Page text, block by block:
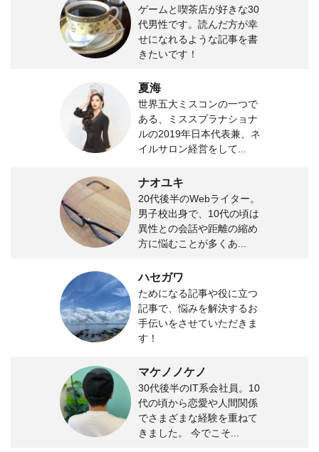
ゲームと喫茶店が好きな30
代男性です。読んだ方が幸
せになれるような記事を書
きたいです！
夏海
世界五大ミスコンの一つで
ある、ミススプラナショナ
ルの2019年日本代表兼、ネ
イルサロン経営をして...
ナオユキ
20代後半のWebライター。
男子校出身で、10代の頃は
異性との会話や距離の縮め
方に悩むことが多くあ...
ハセガワ
ためになる記事や役に立つ
記事で、悩みを解決するお
手伝いをさせていただきま
す！
マケノノケノ
30代後半のIT系会社員。10
代の頃から恋愛や人間関係
でさまざまな経験を重ねて
きました。 今でこそ...